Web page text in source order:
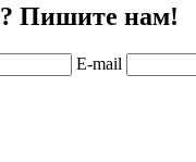
Пишите нам!
E-mail